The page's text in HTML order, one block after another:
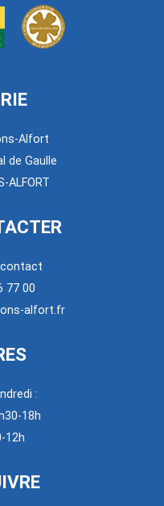
Alfort
de Gaulle
ALFORT
contact
77 00
alfort.fr
:
18h
12h